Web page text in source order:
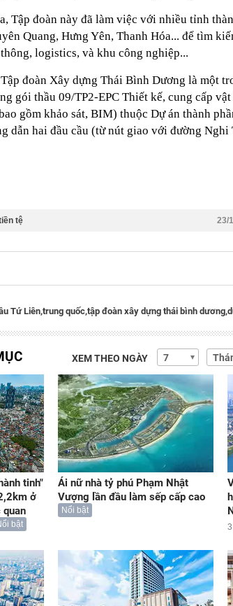
Tập đoàn này đã làm việc với nhiều tỉnh
Quang, Hưng Yên, Thanh Hóa... để tìm
logistics, và khu công nghiệp...
đoàn Xây dựng Thái Bình Dương là một
gói thầu 09/TP2-EPC Thiết kế, cung cấp
gồm khảo sát, BIM) thuộc Dự án thành
dẫn hai đầu cầu (từ nút giao với đường
tệ 23/
Tứ Liên,trung quốc,tập đoàn xây dựng thái bình dương,
XEM THEO NGÀY
tinh"
ở
quan
bật
Ái nữ nhà tỷ phú Phạm Nhật
Vượng lần đầu làm sếp cấp cao
Nổi bật